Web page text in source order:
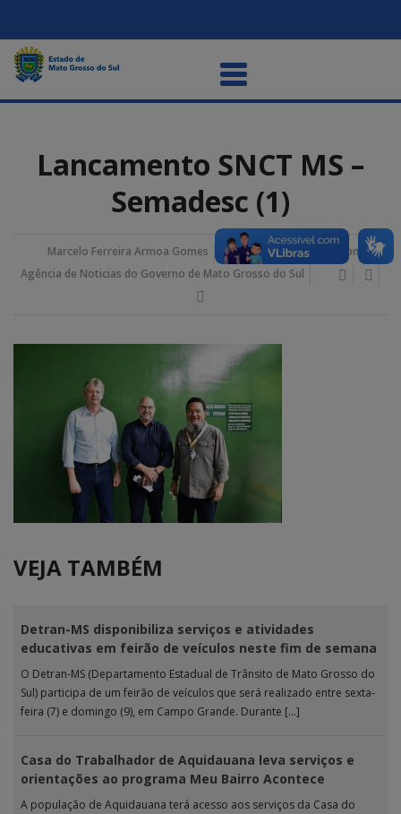
Lancamento SNCT MS –
Semadesc (1)
Marcelo Ferreira Armoa Gomes
18/outubro/2023 4:36 pm
Agência de Noticias do Governo de Mato Grosso do Sul
VEJA TAMBÉM
Detran-MS disponibiliza serviços e atividades
educativas em feirão de veículos neste fim de semana
O Detran-MS (Departamento Estadual de Trânsito de Mato Grosso do
Sul) participa de um feirão de veículos que será realizado entre sexta-
feira (7) e domingo (9), em Campo Grande. Durante […]
Casa do Trabalhador de Aquidauana leva serviços e
orientações ao programa Meu Bairro Acontece
A população de Aquidauana terá acesso aos serviços da Casa do